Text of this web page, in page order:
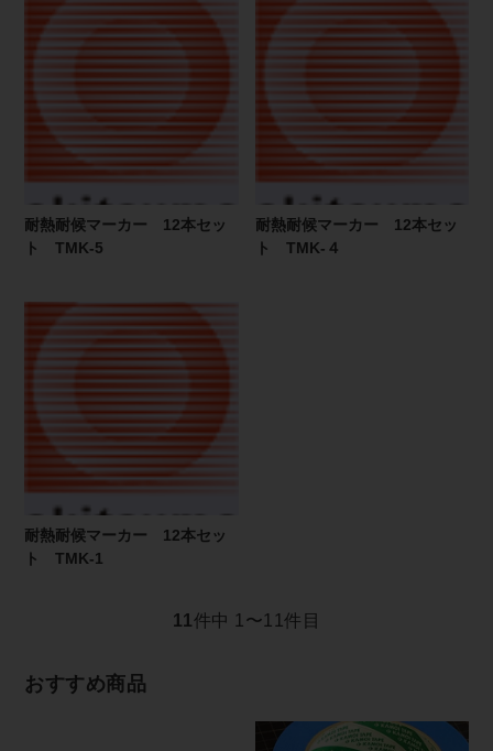
耐熱耐候マーカー 12本セッ
ト TMK-5
耐熱耐候マーカー 12本セッ
ト TMK-４
耐熱耐候マーカー 12本セッ
ト TMK-1
11件中 1〜11件目
おすすめ商品